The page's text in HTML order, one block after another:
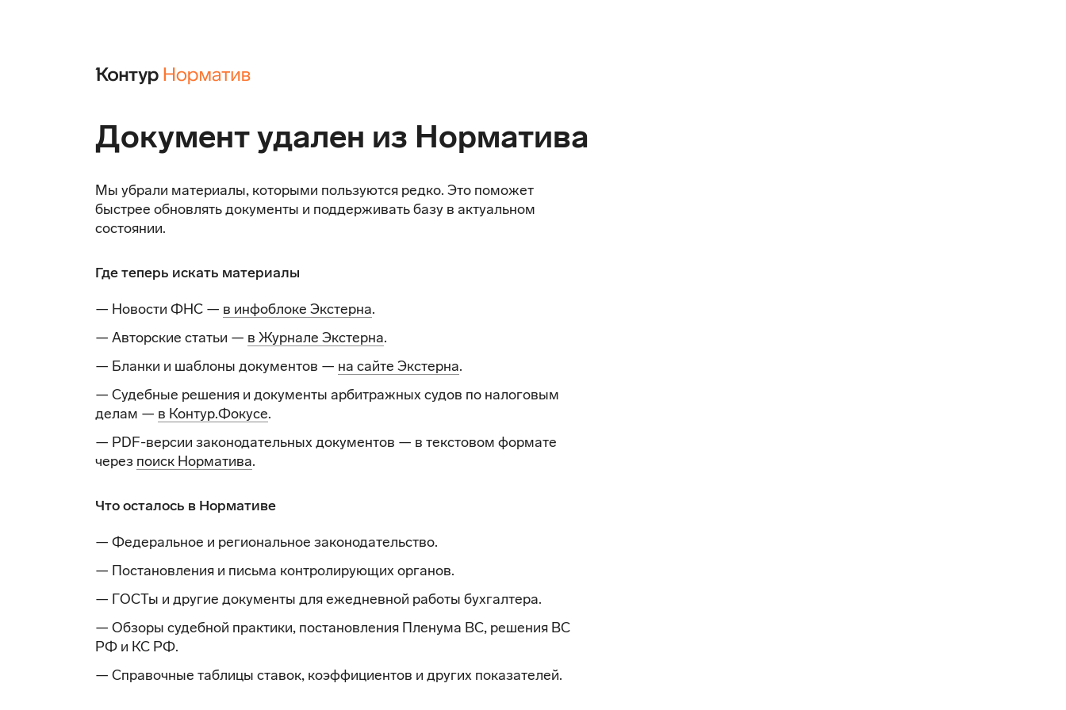
Документ удален из Норматива
Мы убрали материалы, которыми пользуются редко. Это поможет
быстрее обновлять документы и поддерживать базу в актуальном
состоянии.
Где теперь искать материалы
— Новости ФНС — в инфоблоке Экстерна.
— Авторские статьи — в Журнале Экстерна.
— Бланки и шаблоны документов — на сайте Экстерна.
— Судебные решения и документы арбитражных судов по налоговым
делам — в Контур.Фокусе.
— PDF-версии законодательных документов — в текстовом формате
через поиск Норматива.
Что осталось в Нормативе
— Федеральное и региональное законодательство.
— Постановления и письма контролирующих органов.
— ГОСТы и другие документы для ежедневной работы бухгалтера.
— Обзоры судебной практики, постановления Пленума ВС, решения ВС
РФ и КС РФ.
— Справочные таблицы ставок, коэффициентов и других показателей.